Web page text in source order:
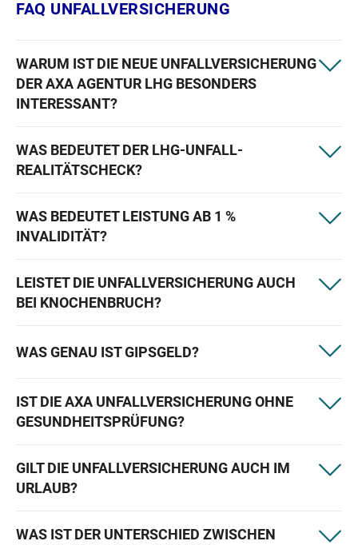
FAQ UNFALLVERSICHERUNG
WARUM IST DIE NEUE UNFALLVERSICHERUNG
DER AXA AGENTUR LHG BESONDERS
INTERESSANT?
WAS BEDEUTET DER LHG-UNFALL-
REALITÄTSCHECK?
WAS BEDEUTET LEISTUNG AB 1 %
INVALIDITÄT?
LEISTET DIE UNFALLVERSICHERUNG AUCH
BEI KNOCHENBRUCH?
WAS GENAU IST GIPSGELD?
IST DIE AXA UNFALLVERSICHERUNG OHNE
GESUNDHEITSPRÜFUNG?
GILT DIE UNFALLVERSICHERUNG AUCH IM
URLAUB?
WAS IST DER UNTERSCHIED ZWISCHEN